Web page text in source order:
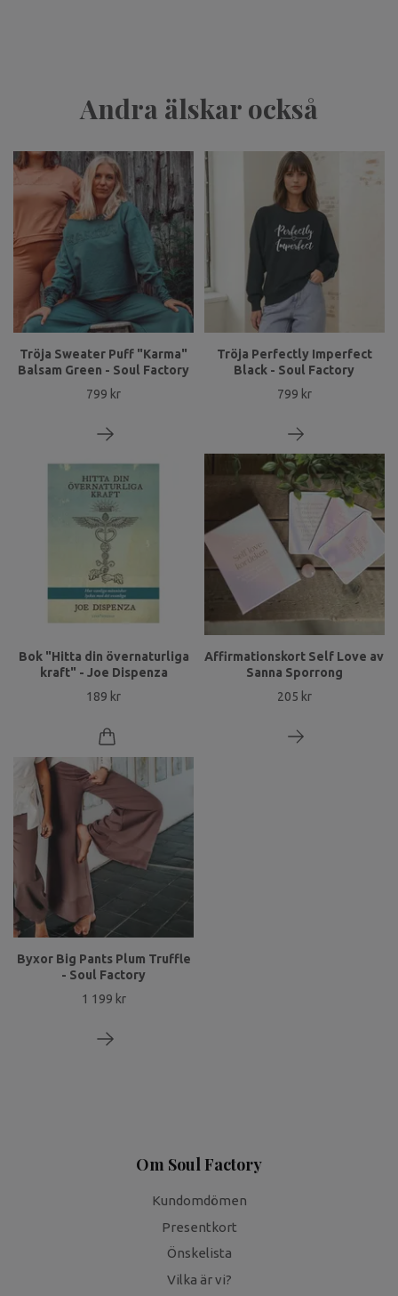
Andra älskar också
Tröja Sweater Puff "Karma"
Balsam Green - Soul Factory
799 kr
Tröja Perfectly Imperfect
Black - Soul Factory
799 kr
Bok "Hitta din övernaturliga
kraft" - Joe Dispenza
189 kr
Affirmationskort Self Love av
Sanna Sporrong
205 kr
Byxor Big Pants Plum Truffle
- Soul Factory
1 199 kr
Om Soul Factory
Kundomdömen
Presentkort
Önskelista
Vilka är vi?